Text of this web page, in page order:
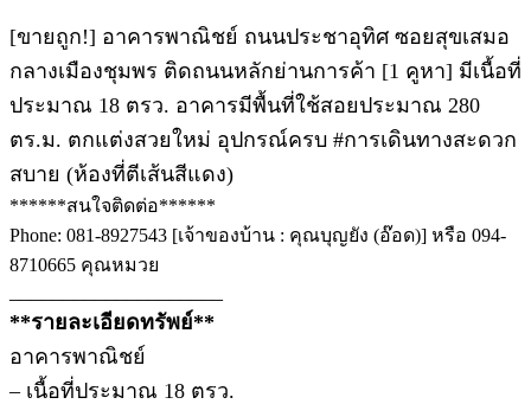
[ขายถูก!] อาคารพาณิชย์ ถนนประชาอุทิศ ซอยสุขเสมอ
กลางเมืองชุมพร ติดถนนหลักย่านการค้า [1 คูหา] มีเนื้อที่
ประมาณ 18 ตรว. อาคารมีพื้นที่ใช้สอยประมาณ 280
ตร.ม. ตกแต่งสวยใหม่ อุปกรณ์ครบ #การเดินทางสะดวก
สบาย (ห้องที่ตีเส้นสีแดง)
******สนใจติดต่อ******
Phone: 081-8927543 [เจ้าของบ้าน : คุณบุญยัง (อ๊อด)] หรือ 094-
8710665 คุณหมวย
**รายละเอียดทรัพย์**
อาคารพาณิชย์
– เนื้อที่ประมาณ 18 ตรว.